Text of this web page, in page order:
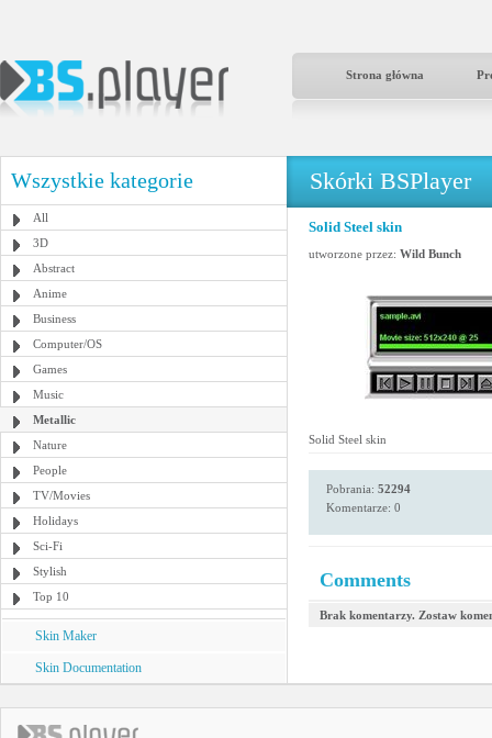
Strona główna
Wszystkie kategorie
All
3D
Abstract
Anime
Business
Computer/OS
Games
Music
Metallic
Nature
People
TV/Movies
Holidays
Sci-Fi
Stylish
Top 10
Skin Maker
Skin Documentation
Skórki BSPlayer
Solid Steel skin
utworzone przez: Wild Bunch
Solid Steel skin
Pobrania: 52294
Komentarze: 0
Comments
Brak komentarzy. Zostaw